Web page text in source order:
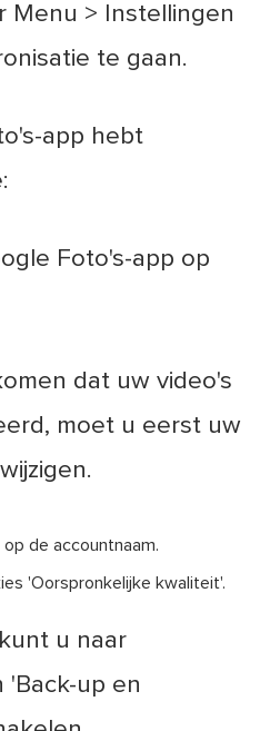
Menu > Instellingen
te gaan.
app hebt
Foto's-app op
dat uw video's
moet u eerst uw
de accountnaam.
'Oorspronkelijke kwaliteit'.
u naar
'Back-up en